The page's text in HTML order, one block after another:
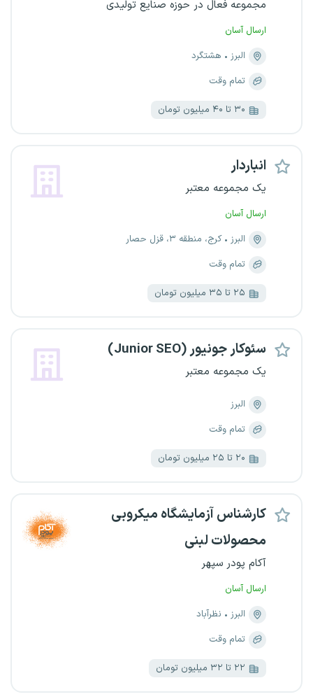
مجموعه فعال در حوزه صنایع تولیدی
ارسال آسان
البرز
هشتگرد
تمام وقت
۳۰ تا ۴۰ میلیون تومان
انباردار
یک مجموعه معتبر
ارسال آسان
البرز
کرج، منطقه ۳، قزل حصار
تمام وقت
۲۵ تا ۳۵ میلیون تومان
سئوکار جونیور (Junior SEO)
یک مجموعه معتبر
البرز
تمام وقت
۲۰ تا ۲۵ میلیون تومان
کارشناس آزمایشگاه میکروبی
محصولات لبنی
آکام پودر سپهر
ارسال آسان
البرز
نظرآباد
تمام وقت
۲۲ تا ۳۲ میلیون تومان